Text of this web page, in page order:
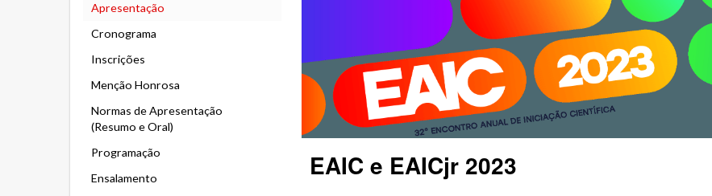
Apresentação
Cronograma
Inscrições
Menção Honrosa
Normas de Apresentação
(Resumo e Oral)
Programação
Ensalamento
EAIC e EAICjr 2023